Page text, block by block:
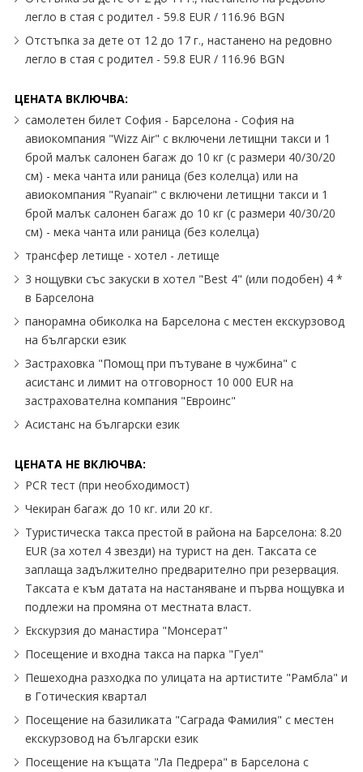
легло в стая с родител - 59.8 EUR / 116.96 BGN
Отстъпка за дете от 12 до 17 г., настанено на редовно
легло в стая с родител - 59.8 EUR / 116.96 BGN
ЦЕНАТА ВКЛЮЧВА:
самолетен билет София - Барселона - София на
авиокомпания "Wizz Air" с включени летищни такси и 1
брой малък салонен багаж до 10 кг (с размери 40/30/20
см) - мека чанта или раница (без колелца) или на
авиокомпания "Ryanair" с включени летищни такси и 1
брой малък салонен багаж до 10 кг (с размери 40/30/20
см) - мека чанта или раница (без колелца)
трансфер летище - хотел - летище
3 нощувки със закуски в хотел "Best 4" (или подобен) 4 *
в Барселона
панорамна обиколка на Барселона с местен екскурзовод
на български език
Застраховка "Помощ при пътуване в чужбина" с
асистанс и лимит на отговорност 10 000 EUR на
застрахователна компания "Евроинс"
Асистанс на български език
ЦЕНАТА НЕ ВКЛЮЧВА:
PCR тест (при необходимост)
Чекиран багаж до 10 кг. или 20 кг.
Туристическа такса престой в района на Барселона: 8.20
EUR (за хотел 4 звезди) на турист на ден. Таксата се
заплаща задължително предварително при резервация.
Таксата е към датата на настаняване и първа нощувка и
подлежи на промяна от местната власт.
Екскурзия до манастира "Монсерат"
Посещение и входна такса на парка "Гуел"
Пешеходна разходка по улицата на артистите "Рамбла" и
в Готическия квартал
Посещение на базиликата "Саграда Фамилия" с местен
екскурзовод на български език
Посещение на къщата "Ла Педрера" в Барселона с